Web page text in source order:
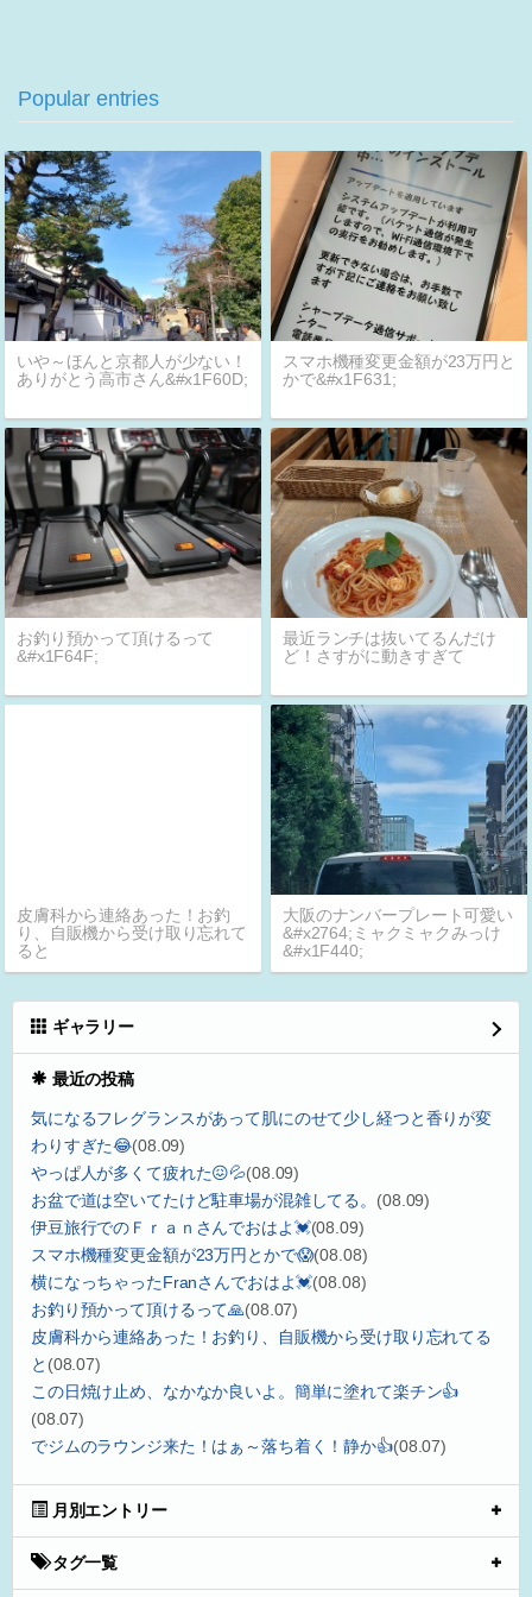
Popular entries
いや～ほんと京都人が少ない！
ありがとう高市さん&#x1F60D;
スマホ機種変更金額が23万円と
かで&#x1F631;
お釣り預かって頂けるって
&#x1F64F;
最近ランチは抜いてるんだけ
ど！さすがに動きすぎて
皮膚科から連絡あった！お釣
り、自販機から受け取り忘れて
ると
大阪のナンバープレート可愛い
&#x2764;ミャクミャクみっけ
&#x1F440;
ギャラリー
最近の投稿
気になるフレグランスがあって肌にのせて少し経つと香りが変
わりすぎた😂(08.09)
やっぱ人が多くて疲れた😖💦(08.09)
お盆で道は空いてたけど駐車場が混雑してる。 (08.09)
伊豆旅行でのＦｒａｎさんでおはよ💓(08.09)
スマホ機種変更金額が23万円とかで😱(08.08)
横になっちゃったFranさんでおはよ💓(08.08)
お釣り預かって頂けるって🙏(08.07)
皮膚科から連絡あった！お釣り、自販機から受け取り忘れてる
と (08.07)
この日焼け止め、なかなか良いよ。簡単に塗れて楽チン👍
(08.07)
でジムのラウンジ来た！はぁ～落ち着く！静か👍(08.07)
月別エントリー
タグ一覧